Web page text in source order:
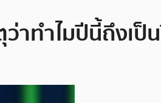
าทำไมปีนี้ถึงเ